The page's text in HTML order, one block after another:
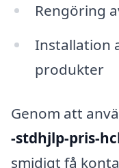
Rengöring
Installation
produkter
Genom att
-stdhjlp-pris-
smidigt få